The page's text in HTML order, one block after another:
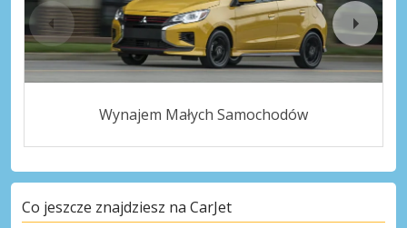
Wynajem Małych Samochodów
Co jeszcze znajdziesz na CarJet